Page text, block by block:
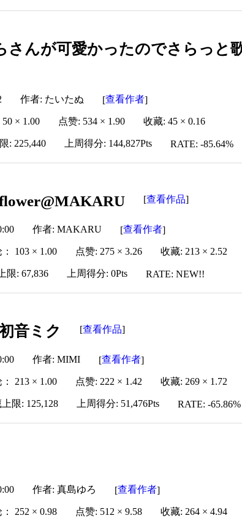
さんが可愛かったのでさらっと
作者: たいたぬ [查看作者]
× 1.00 点赞: 534 × 1.90 收藏: 45 × 0.16
: 225,440 上周得分: 144,827Pts RATE: -85.64%
[查看作品]
作者: MAKARU [查看作者]
103 × 1.00 点赞: 275 × 3.26 收藏: 213 × 2.52
限: 67,836 上周得分: 0Pts RATE: NEW!!
音ミク [查看作品]
作者: MIMI [查看作者]
213 × 1.00 点赞: 222 × 1.42 收藏: 269 × 1.72
限: 125,128 上周得分: 51,476Pts RATE: -65.86%
作者: 真島ゆろ [查看作者]
252 × 0.98 点赞: 512 × 9.58 收藏: 264 × 4.94